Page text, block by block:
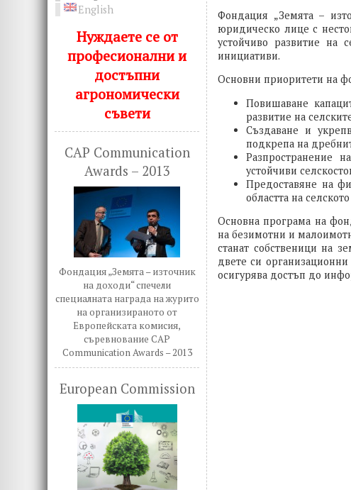
English
Нуждаете се от
професионални и
достъпни
агрономически
съвети
CAP Communication
Awards – 2013
Фондация „Земята – източник
на доходи“ спечели
специалната награда на журито
на организираното от
Европейската комисия,
съревнование CAP
Communication Awards – 2013
European Commission
Фондация „Земята –
юридическо лице с
устойчиво развитие на
инициативи.
Основни приоритети на
Повишаване
развитие на
Създаване и
подкрепа на
Разпространение
устойчиви
Предоставяне на
областта на
Основна програма на
на безимотни и
станат собственици на
двете си
осигурява достъп до